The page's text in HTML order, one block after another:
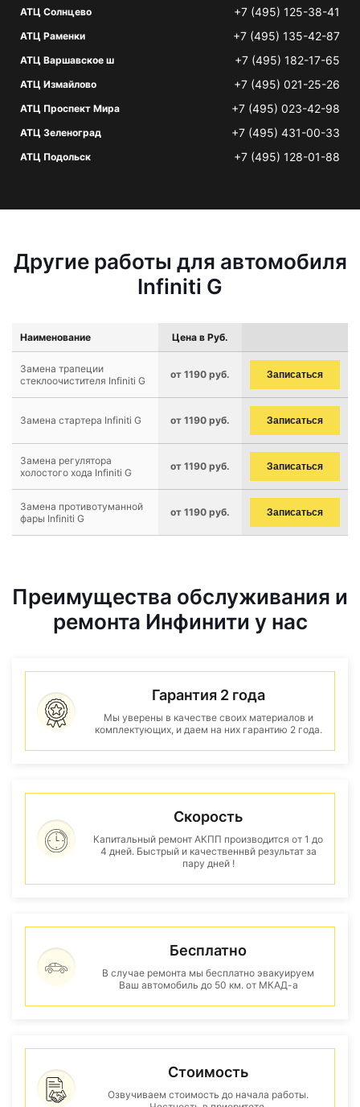
АТЦ Солнцево +7 (495) 125-38-41
АТЦ Раменки +7 (495) 135-42-87
АТЦ Варшавское ш +7 (495) 182-17-65
АТЦ Измайлово +7 (495) 021-25-26
АТЦ Проспект Мира +7 (495) 023-42-98
АТЦ Зеленоград +7 (495) 431-00-33
АТЦ Подольск +7 (495) 128-01-88
Другие работы для автомобиля
Infiniti G
Наименование Цена в Руб.
Замена трапеции
стеклоочистителя Infiniti G
от 1190 руб. Записаться
Замена стартера Infiniti G от 1190 руб. Записаться
Замена регулятора
холостого хода Infiniti G
от 1190 руб. Записаться
Замена противотуманной
фары Infiniti G
от 1190 руб. Записаться
Преимущества обслуживания и
ремонта Инфинити у нас
Гарантия 2 года
Мы уверены в качестве своих материалов и
комплектующих, и даем на них гарантию 2 года.
Скорость
Капитальный ремонт АКПП производится от 1 до
4 дней. Быстрый и качественнвй результат за
пару дней !
Бесплатно
В случае ремонта мы бесплатно эвакуируем
Ваш автомобиль до 50 км. от МКАД-а
Стоимость
Озвучиваем стоимость до начала работы.